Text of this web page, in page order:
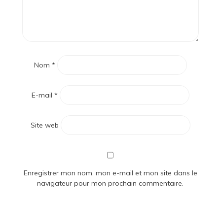
Nom *
E-mail *
Site web
Enregistrer mon nom, mon e-mail et mon site dans le
navigateur pour mon prochain commentaire.